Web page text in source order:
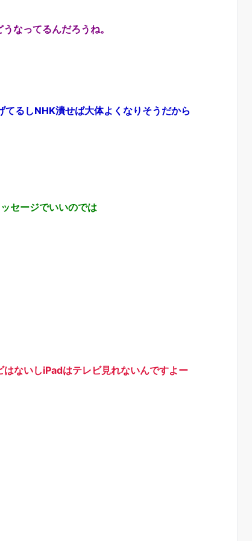
なってるんだろうね。
るしNHK潰せば大体よくなりそうだから
セージでいいのでは
ないしiPadはテレビ見れないんですよー